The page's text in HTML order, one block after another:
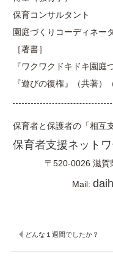
保育コンサルタント
園庭づくりコーディネー
［著書］
『ワクワクドキドキ園庭
『遊びの復権』（共著）
保育者と保護者の「相互
保育者支援ネット
〒520-0026 滋賀
Mail:
どんな１週間でしたか？